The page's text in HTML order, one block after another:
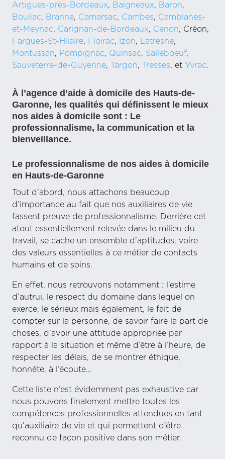
Artigues-près-Bordeaux, Baigneaux, Baron,
Bouliac, Branne, Camarsac, Cambes, Camblanes-
et-Meynac, Carignan-de-Bordeaux, Cenon, Créon,
Fargues-St-Hilaire, Floirac, Izon, Latresne,
Montussan, Pompignac, Quinsac, Salleboeuf,
Sauveterre-de-Guyenne, Targon, Tresses, et Yvrac.
À l’agence d’aide à domicile des Hauts-de-
Garonne, les qualités qui définissent le mieux
nos aides à domicile sont : Le
professionnalisme, la communication et la
bienveillance.
Le professionnalisme de nos aides à domicile
en Hauts-de-Garonne
Tout d’abord, nous attachons beaucoup
d’importance au fait que nos auxiliaires de vie
fassent preuve de professionnalisme. Derrière cet
atout essentiellement relevée dans le milieu du
travail, se cache un ensemble d’aptitudes, voire
des valeurs essentielles à ce métier de contacts
humains et de soins.
En effet, nous retrouvons notamment : l’estime
d’autrui, le respect du domaine dans lequel on
exerce, le sérieux mais également, le fait de
compter sur la personne, de savoir faire la part de
choses, d’avoir une attitude appropriée par
rapport à la situation et même d’être à l’heure, de
respecter les délais, de se montrer éthique,
honnête, à l’écoute…
Cette liste n’est évidemment pas exhaustive car
nous pouvons finalement mettre toutes les
compétences professionnelles attendues en tant
qu’auxiliaire de vie et qui permettent d’être
reconnu de façon positive dans son métier.